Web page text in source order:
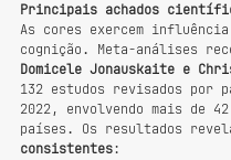
Principais achados
As cores exercem influência
cognição. Meta-análises
Domicele Jonauskaite e
132 estudos revisados por
2022, envolvendo mais de
países. Os resultados
consistentes: